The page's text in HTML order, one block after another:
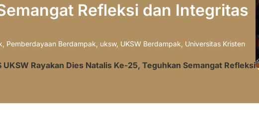
Refleksi dan Integritas
, Pemberdayaan Berdampak, uksw, UKSW Berdampak, Universitas Kristen
UKSW Rayakan Dies Natalis Ke-25, Teguhkan Semangat Refleksi